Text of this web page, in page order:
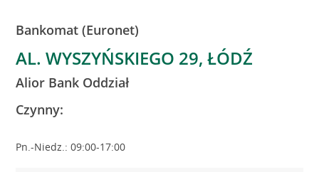
Bankomat (Euronet)
AL. WYSZYŃSKIEGO 29, ŁÓDŹ
Alior Bank Oddział
Czynny:
Pn.-Niedz.: 09:00-17:00